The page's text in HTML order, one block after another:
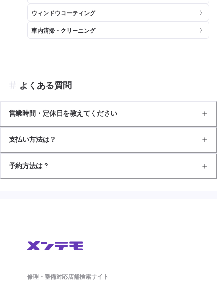
ウィンドウコーティング
車内清掃・クリーニング
よくある質問
営業時間・定休日を教えてください
支払い方法は？
予約方法は？
修理・整備対応店舗検索サイト